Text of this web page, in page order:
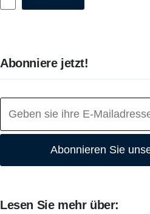
Abonniere jetzt!
Abonnieren Sie
Lesen Sie mehr über: